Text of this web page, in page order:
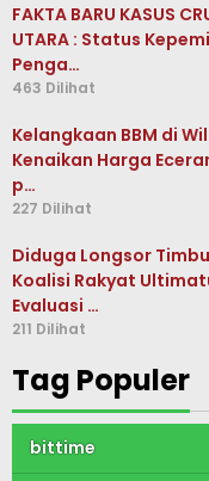
FAKTA BARU KASUS
UTARA : Status
Penga…
463 Dilihat
Kelangkaan BBM di
Kenaikan Harga
p…
227 Dilihat
Diduga Longsor
Koalisi Rakyat
Evaluasi …
211 Dilihat
Tag Populer
bittime